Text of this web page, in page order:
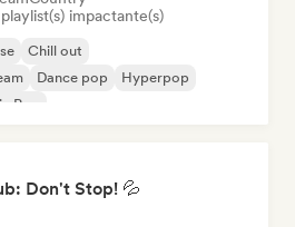
impactante(s)
Chill out
Dance pop
Hyperpop
Pop
Don't Stop! 💦